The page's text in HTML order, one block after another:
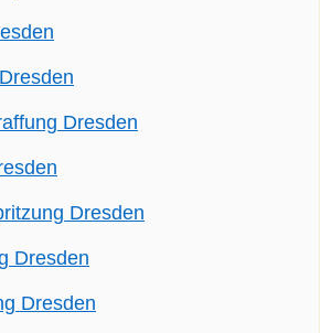
Dresden
Dresden
Dresden
Dresden